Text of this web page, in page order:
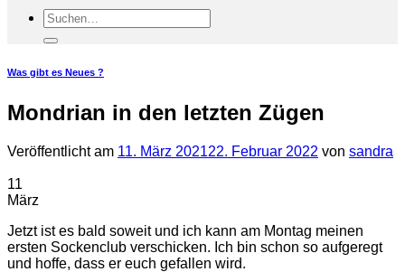
Suchen
nach:
Was gibt es Neues ?
Mondrian in den letzten Zügen
Veröffentlicht am 11. März 202122. Februar 2022 von sandra
11
März
Jetzt ist es bald soweit und ich kann am Montag meinen
ersten Sockenclub verschicken. Ich bin schon so aufgeregt
und hoffe, dass er euch gefallen wird.